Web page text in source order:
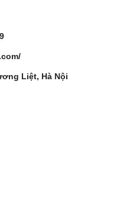
Liệt, Hà Nội